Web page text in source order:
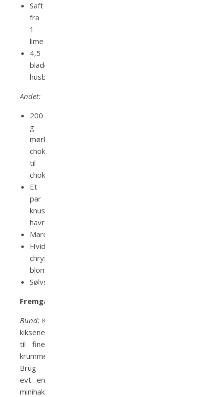
Saft
fra
1
lime
4,5
blade
husblas
Andet:
200
g
mørk
chokolade
til
chokoladespiraler
Et
par
knuste
havrekiks
Marengstoppe
Hvide
chrysantemum
blomster
Sølvstøv
Fremgangsmåde
Bund: Knus
kiksene
til fine
krummer.
Brug
evt. en
minihakker.